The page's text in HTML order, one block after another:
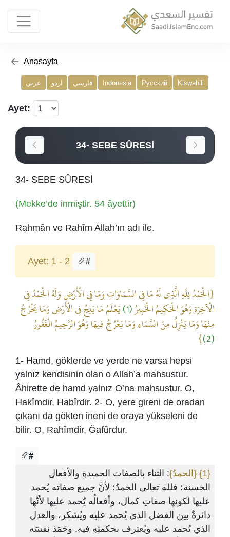
Anasayfa
عربي اردو فارسي Indonesia Русский Kiswahili
Ayet:
34- SEBE SÛRESİ
34- SEBE SÛRESİ
(Mekke’de inmiştir. 54 âyettir)
Rahmân ve Rahîm Allah’ın adı ile.
Ayet: 1 - 2 #
{الْحَمْدُ لِلَّهِ الَّذِي لَهُ مَا فِي السَّمَاوَاتِ وَمَا فِي الْأَرْضِ وَلَهُ الْحَمْدُ فِي
الْآخِرَةِ وَهُوَ الْحَكِيمُ الْخَبِيرُ(1) يَعْلَمُ مَا يَلِجُ فِي الْأَرْضِ وَمَا يَخْرُجُ
مِنْهَا وَمَا يَنْزِلُ مِنَ السَّمَاءِ وَمَا يَعْرُجُ فِيهَا وَهُوَ الرَّحِيمُ الْغَفُورُ
(2)
}
1- Hamd, göklerde ve yerde ne varsa hepsi
yalnız kendisinin olan o Allah’a mahsustur.
Âhirette de hamd yalnız O’na mahsustur. O,
Hakîmdir, Habîrdir. 2- O, yere gireni de oradan
çıkanı da gökten ineni de oraya yükseleni de
bilir. O, Rahîmdir, Ğafûrdur.
#
{1} {الحمدُ}: الثناء بالصفات الحميدةِ والأفعال
الحسنة؛ فلله تعالى الحمدُ؛ لأنَّ جميع صفاته يُحمد
عليها لكونها صفاتِ كمال، وأفعالُه يُحمد عليها لأنَّها
دائرةٌ بين الفضل الذي يُحمد عليه ويُشكر، والعدل
الذي يُحمد عليه ويُعترف بحكمتِهِ فيه. وحَمَدَ نفسَه